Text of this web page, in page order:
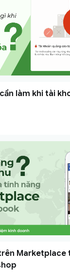
làm khi tài
Marketplace